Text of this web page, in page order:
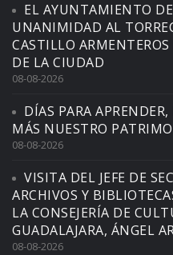
EL AYUNTAMIENTO
UNANIMIDAD AL
CASTILLO
DE LA CIUDAD
08-08-2026
DÍAS PARA
MÁS NUESTRO
08-08-2026
VISITA DEL JEFE DE
ARCHIVOS Y
LA CONSEJERÍA DE
GUADALAJARA, ÁNGEL
08-08-2026